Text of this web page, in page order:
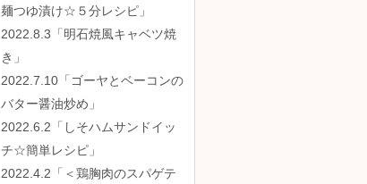
麺つゆ漬け☆５分レシピ」
2022.8.3「明石焼風キャベツ焼
き」
2022.7.10「ゴーヤとベーコンの
バター醤油炒め」
2022.6.2「しそハムサンドイッ
チ☆簡単レシピ」
2022.4.2「＜鶏胸肉のスパゲテ